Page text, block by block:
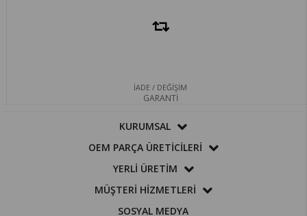
İADE / DEĞİŞİM
GARANTİ
KURUMSAL
OEM PARÇA ÜRETİCİLERİ
YERLİ ÜRETİM
MÜŞTERİ HİZMETLERİ
SOSYAL MEDYA